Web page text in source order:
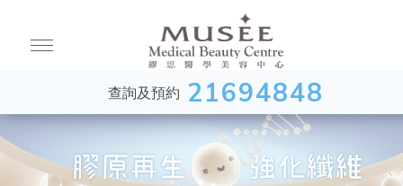
查詢及預約 21694848